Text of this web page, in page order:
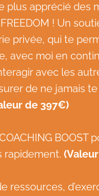
plus apprécié des
! Un
privée, qui te
avec moi en
avec les
de ne jamais
de 397€)
BOOST
rapidement.
ressources,